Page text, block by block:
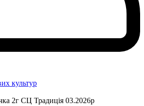
культур
2г СЦ Традиція 03.2026р